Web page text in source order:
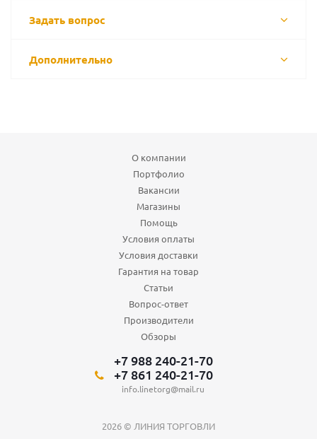
Задать вопрос
Дополнительно
О компании
Портфолио
Вакансии
Магазины
Помощь
Условия оплаты
Условия доставки
Гарантия на товар
Статьи
Вопрос-ответ
Производители
Обзоры
+7 988 240-21-70
+7 861 240-21-70
info.linetorg@mail.ru
2026 © ЛИНИЯ ТОРГОВЛИ